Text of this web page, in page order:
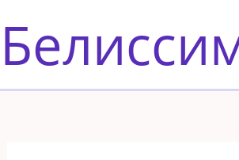
к
содержимому